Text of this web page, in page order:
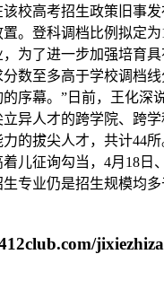
校高考招生政策旧事
。登科调档比例拟定为
为了进一步加强培育
数至多高于学校调档
序幕。”日前，王化深
异人才的跨学院、跨
的拔尖人才，共计44
着儿征询勾当，4月18日
专业仍是招生规模均多